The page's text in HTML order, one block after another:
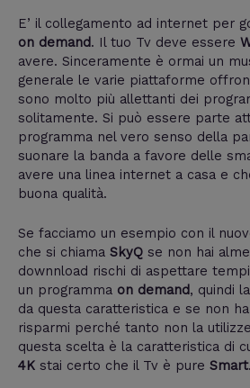
E’ il collegamento ad internet per
on demand. Il tuo Tv deve essere
avere. Sinceramente è ormai un
generale le varie piattaforme
sono molto più allettanti dei
solitamente. Si può essere parte
programma nel vero senso della
suonare la banda a favore delle
avere una linea internet a casa e
buona qualità.
Se facciamo un esempio con il
che si chiama SkyQ se non hai
downnload rischi di aspettare
un programma on demand, quindi
da questa caratteristica e se non
risparmi perché tanto non la
questa scelta è la caratteristica di
4K stai certo che il Tv è pure Smart.